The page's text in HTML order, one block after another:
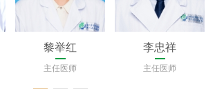
黎举红
主任医师
李忠祥
主任医师